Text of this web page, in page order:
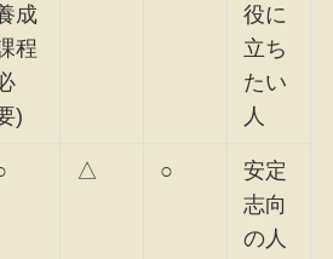
成
程
)
役に
立ち
たい
人
△ ○
安定
志向
の人